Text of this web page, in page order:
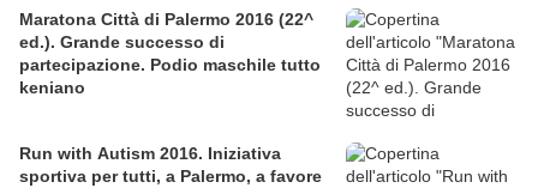
Maratona Città di Palermo 2016 (22^
ed.). Grande successo di
partecipazione. Podio maschile tutto
keniano
Run with Autism 2016. Iniziativa
sportiva per tutti, a Palermo, a favore